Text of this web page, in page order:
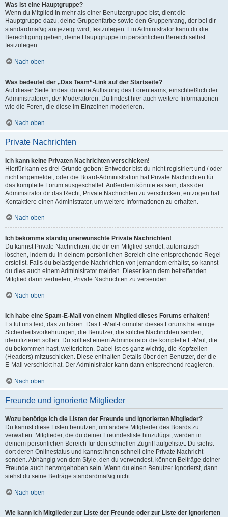
Was ist eine Hauptgruppe?
Wenn du Mitglied in mehr als einer Benutzergruppe bist, dient die
Hauptgruppe dazu, deine Gruppenfarbe sowie den Gruppenrang, der bei dir
standardmäßig angezeigt wird, festzulegen. Ein Administrator kann dir die
Berechtigung geben, deine Hauptgruppe im persönlichen Bereich selbst
festzulegen.
Nach oben
Was bedeutet der „Das Team“-Link auf der Startseite?
Auf dieser Seite findest du eine Auflistung des Forenteams, einschließlich der
Administratoren, der Moderatoren. Du findest hier auch weitere Informationen
wie die Foren, die diese im Einzelnen moderieren.
Nach oben
Private Nachrichten
Ich kann keine Privaten Nachrichten verschicken!
Hierfür kann es drei Gründe geben: Entweder bist du nicht registriert und / oder
nicht angemeldet, oder die Board-Administration hat Private Nachrichten für
das komplette Forum ausgeschaltet. Außerdem könnte es sein, dass der
Administrator dir das Recht, Private Nachrichten zu verschicken, entzogen hat.
Kontaktiere einen Administrator, um weitere Informationen zu erhalten.
Nach oben
Ich bekomme ständig unerwünschte Private Nachrichten!
Du kannst Private Nachrichten, die dir ein Mitglied sendet, automatisch
löschen, indem du in deinem persönlichen Bereich eine entsprechende Regel
erstellst. Falls du belästigende Nachrichten von jemandem erhältst, so kannst
du dies auch einem Administrator melden. Dieser kann dem betreffenden
Mitglied dann verbieten, Private Nachrichten zu versenden.
Nach oben
Ich habe eine Spam-E-Mail von einem Mitglied dieses Forums erhalten!
Es tut uns leid, das zu hören. Das E-Mail-Formular dieses Forums hat einige
Sicherheitsvorkehrungen, die Benutzer, die solche Nachrichten senden,
identifizieren sollen. Du solltest einem Administrator die komplette E-Mail, die
du bekommen hast, weiterleiten. Dabei ist es ganz wichtig, die Kopfzeilen
(Headers) mitzuschicken. Diese enthalten Details über den Benutzer, der die
E-Mail verschickt hat. Der Administrator kann dann entsprechend reagieren.
Nach oben
Freunde und ignorierte Mitglieder
Wozu benötige ich die Listen der Freunde und ignorierten Mitglieder?
Du kannst diese Listen benutzen, um andere Mitglieder des Boards zu
verwalten. Mitglieder, die du deiner Freundesliste hinzufügst, werden in
deinem persönlichen Bereich für den schnellen Zugriff aufgelistet. Du siehst
dort deren Onlinestatus und kannst ihnen schnell eine Private Nachricht
senden. Abhängig von dem Style, den du verwendest, können Beiträge deiner
Freunde auch hervorgehoben sein. Wenn du einen Benutzer ignorierst, dann
siehst du seine Beiträge standardmäßig nicht.
Nach oben
Wie kann ich Mitglieder zur Liste der Freunde oder zur Liste der ignorierten